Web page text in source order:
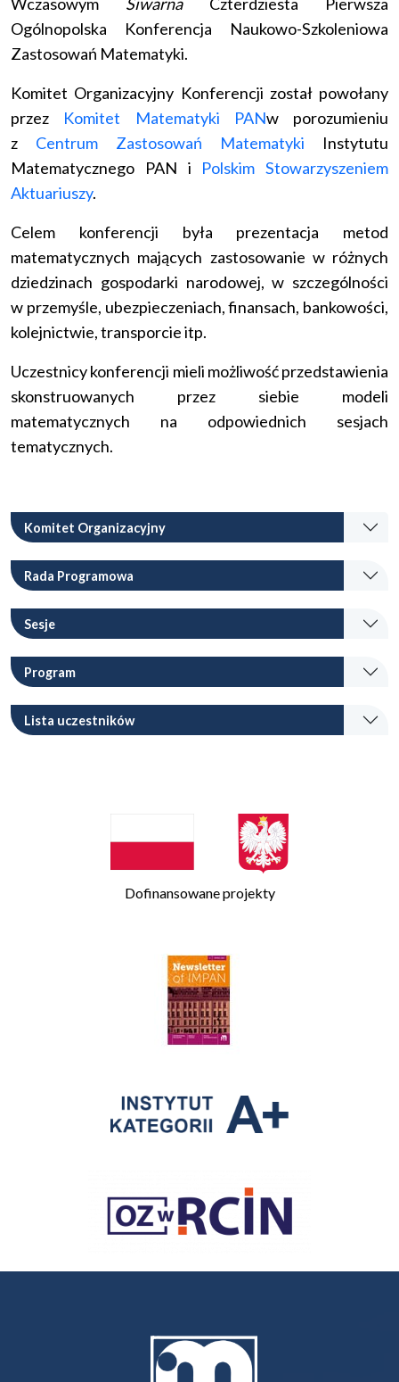
Wczasowym SiwarnaCzterdziesta Pierwsza
Ogólnopolska Konferencja Naukowo-Szkoleniowa
Zastosowań Matematyki.
Komitet Organizacyjny Konferencji został powołany
przez Komitet Matematyki PANw porozumieniu
z Centrum Zastosowań Matematyki Instytutu
Matematycznego PAN i Polskim Stowarzyszeniem
Aktuariuszy.
Celem konferencji była prezentacja metod
matematycznych mających zastosowanie w różnych
dziedzinach gospodarki narodowej, w szczególności
w przemyśle, ubezpieczeniach, finansach, bankowości,
kolejnictwie, transporcie itp.
Uczestnicy konferencji mieli możliwość przedstawienia
skonstruowanych przez siebie modeli
matematycznych na odpowiednich sesjach
tematycznych.
Komitet Organizacyjny
Rada Programowa
Sesje
Program
Lista uczestników
Dofinansowane projekty